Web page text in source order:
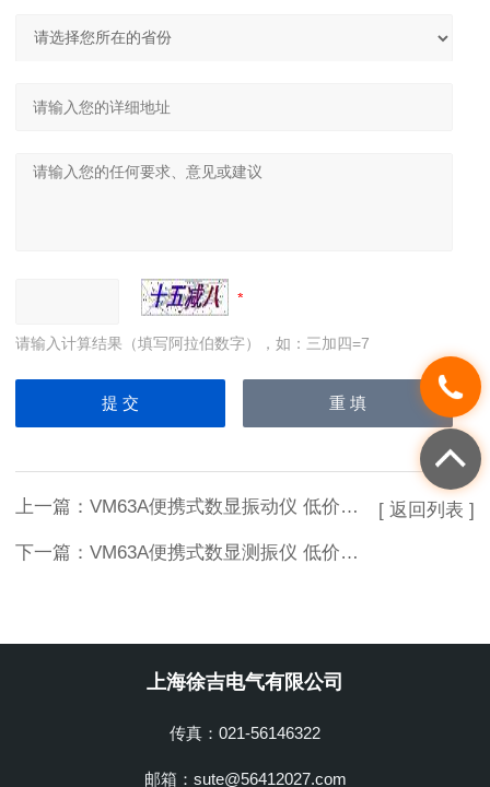
请输入计算结果（填写阿拉伯数字），如：三加四=7
上一篇： VM63A便携式数显振动仪 低价销售
下一篇： VM63A便携式数显测振仪 低价销售
[ 返回列表 ]
上海徐吉电气有限公司
传真：021-56146322
邮箱：sute@56412027.com